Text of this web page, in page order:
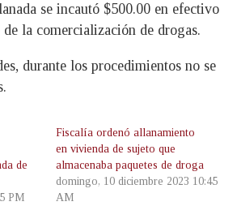
se incautó $500.00 en efectivo
la comercialización de drogas.
durante los procedimientos no se
de
PM
Fiscalía ordenó allanamiento
en vivienda de sujeto que
almacenaba paquetes de droga
domingo, 10 diciembre 2023 10:45
AM